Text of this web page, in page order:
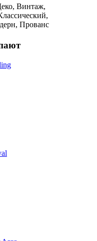
Винтаж,
Прованс